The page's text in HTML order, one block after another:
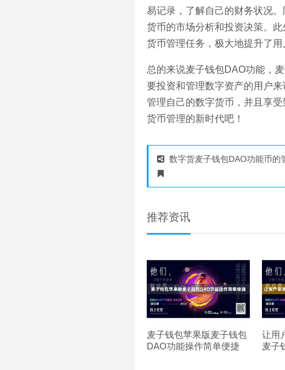
易记录，了解自己的财务状况
货币的市场分析和投资决策。
货币管理任务，极大地提升了用
总的来说麦子钱包DAO功能，
要投资和管理数字资产的用户
管理自己的数字货币，并且享
货币管理的新时代吧！
数字货麦子钱包DAO功能币的
推荐资讯
麦子钱包苹果版麦子钱包
DAO功能操作简单便捷
让用
麦子